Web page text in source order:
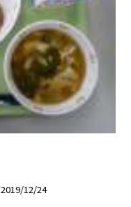
2019/12/24